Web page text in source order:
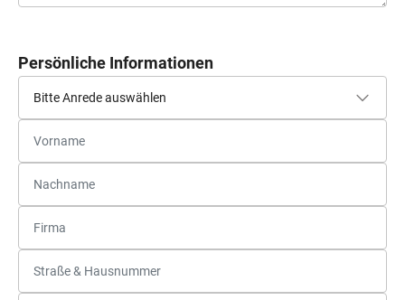
Persönliche Informationen